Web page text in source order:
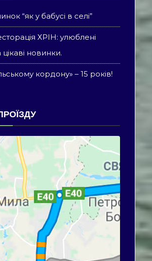
“як у бабусі в селі”
ХРІН: улюблені
новинки.
кордону» – 15 років!